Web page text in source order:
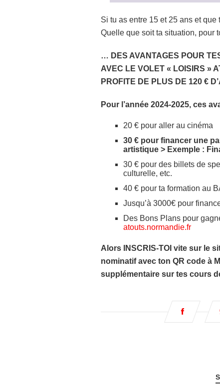
Si tu as entre 15 et 25 ans et
Quelle que soit ta situation, pour
… DES AVANTAGES POUR
AVEC LE VOLET « LOISIRS »
PROFITE DE PLUS DE 120 €
Pour l’année 2024-2025, ces
20 € pour aller au cinéma
30 € pour financer une
artistique > Exemple :
30 € pour des billets de
culturelle, etc.
40 € pour ta formation au
Jusqu’à 3000€ pour
Des Bons Plans pour
atouts.normandie.fr
Alors INSCRIS-TOI vite sur le
nominatif avec ton QR code à
supplémentaire sur tes cours